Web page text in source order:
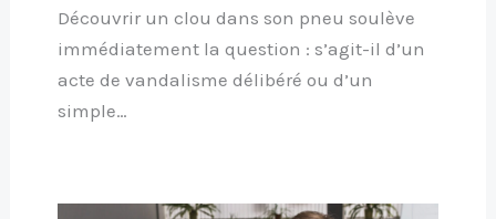
Découvrir un clou dans son pneu soulève
immédiatement la question : s’agit-il d’un
acte de vandalisme délibéré ou d’un
simple…